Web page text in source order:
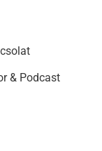
& Podcast